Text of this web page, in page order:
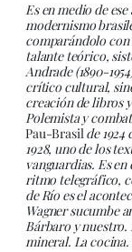
Es en medio de
modernismo
comparándolo con
talante teórico,
Andrade (1890-
crítico cultural,
creación de libros
Polemista y
Pau-Brasilde 1924
1928, uno de los
vanguardias. Es
ritmo telegráfico,
de Río es el
Wagner sucumbe
Bárbaro y nuestro.
mineral. La cocina.